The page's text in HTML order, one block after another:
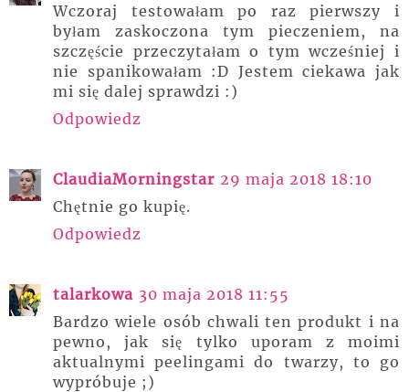
Wczoraj testowałam po raz pierwszy i
byłam zaskoczona tym pieczeniem, na
szczęście przeczytałam o tym wcześniej i
nie spanikowałam :D Jestem ciekawa jak
mi się dalej sprawdzi :)
Odpowiedz
ClaudiaMorningstar 29 maja 2018 18:10
Chętnie go kupię.
Odpowiedz
talarkowa 30 maja 2018 11:55
Bardzo wiele osób chwali ten produkt i na
pewno, jak się tylko uporam z moimi
aktualnymi peelingami do twarzy, to go
wypróbuje ;)